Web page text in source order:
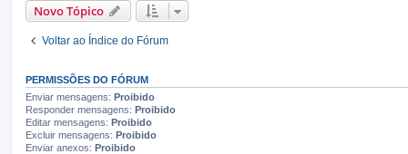
Novo Tópico
Voltar ao Índice do Fórum
PERMISSÕES DO FÓRUM
Enviar mensagens: Proibido
Responder mensagens: Proibido
Editar mensagens: Proibido
Excluir mensagens: Proibido
Enviar anexos: Proibido